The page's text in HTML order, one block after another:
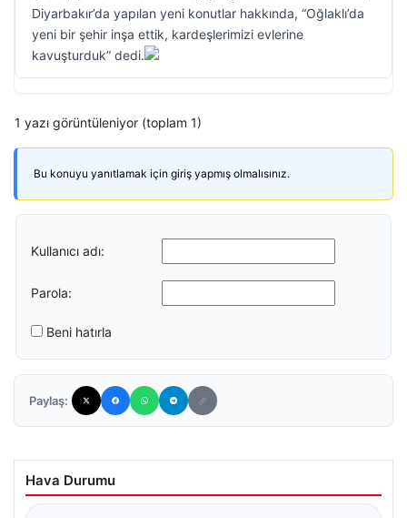
Diyarbakır’da yapılan yeni konutlar hakkında, “Oğlaklı’da
yeni bir şehir inşa ettik, kardeşlerimizi evlerine
kavuşturduk” dedi.
1 yazı görüntüleniyor (toplam 1)
Bu konuyu yanıtlamak için giriş yapmış olmalısınız.
Kullanıcı adı:
Parola:
Beni hatırla
Paylaş:
Hava Durumu